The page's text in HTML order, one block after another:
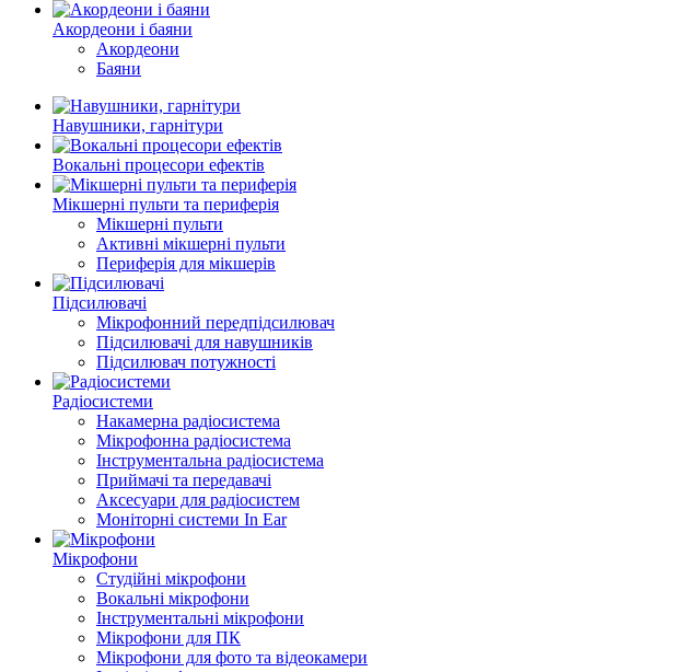
Акордеони і баяни
Акордеони
Баяни
Навушники, гарнітури
Вокальні процесори ефектів
Мікшерні пульти та периферія
Мікшерні пульти
Активні мікшерні пульти
Периферія для мікшерів
Підсилювачі
Мікрофонний передпідсилювач
Підсилювачі для навушників
Підсилювач потужності
Радіосистеми
Накамерна радіосистема
Мікрофонна радіосистема
Інструментальна радіосистема
Приймачі та передавачі
Аксесуари для радіосистем
Моніторні системи In Ear
Мікрофони
Студійні мікрофони
Вокальні мікрофони
Інструментальні мікрофони
Мікрофони для ПК
Мікрофони для фото та відеокамери